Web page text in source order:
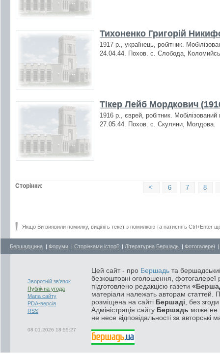
Тихоненко Григорій
1917 р., українець, робітник.
24.04.44. Похов. с. Слобода,
Тікер Лейб Мордкович
1916 р., єврей, робітник.
27.05.44. Похов. с. Скуляни, Молдова.
Сторінки: 8
7
6
<
Якщо Ви виявили помилку, виділіть текст з помилкою та натисніть Ctrl+Enter
Бершадщина | Форуми | Сторінками історії | Літературна Бершадь | Фотогалереї
Зворотній зв'язок
Публічна угода
Мапа сайту
PDA-версія
RSS
08.01.2026 18:55:27
Цей сайт - про Бершадь та
безкоштовні оголошення, фотогалереї
підготовлено редакцією газети
матеріали належать авторам статтей.
розміщена на сайті Бершаді , без
Адміністрація сайту Бершадь може не
не несе відповідальності за авторські